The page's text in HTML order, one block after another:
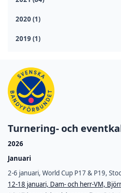
2020 (1)
2019 (1)
Turnering- och
2026
Januari
2-6 januari, World Cup P17 & P19,
12-18 januari, Dam- och herr-VM,